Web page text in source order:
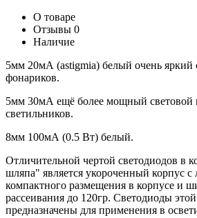
О товаре
Отзывы 0
Наличие
5мм 20мА (astigmia) белый очень яркий
фонариков.
5мм 30мА ещё более мощный световой
светильников.
8мм 100мА (0.5 Вт) белый.
Отличительной чертой светодиодов в
шляпа" является укороченный корпус с
компактного размещения в корпусе и
рассеивания до 120гр. Светодиоды
предназначены для применения в